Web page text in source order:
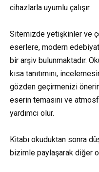
cihazlarla uyumlu çalışır.
Sitemizde yetişkinler ve
eserlere, modern
bir arşiv bulunmaktadır.
kısa tanıtımını,
gözden geçirmenizi
eserin temasını ve
yardımcı olur.
Kitabı okuduktan sonra
bizimle paylaşarak diğer